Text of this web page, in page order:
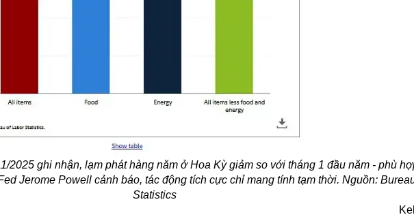
2025 ghi nhận, lạm phát hàng năm ở Hoa Kỳ giảm so với tháng 1 đầu năm - phù
Jerome Powell cảnh báo, tác động tích cực chỉ mang tính tạm thời. Nguồn:
Statistics